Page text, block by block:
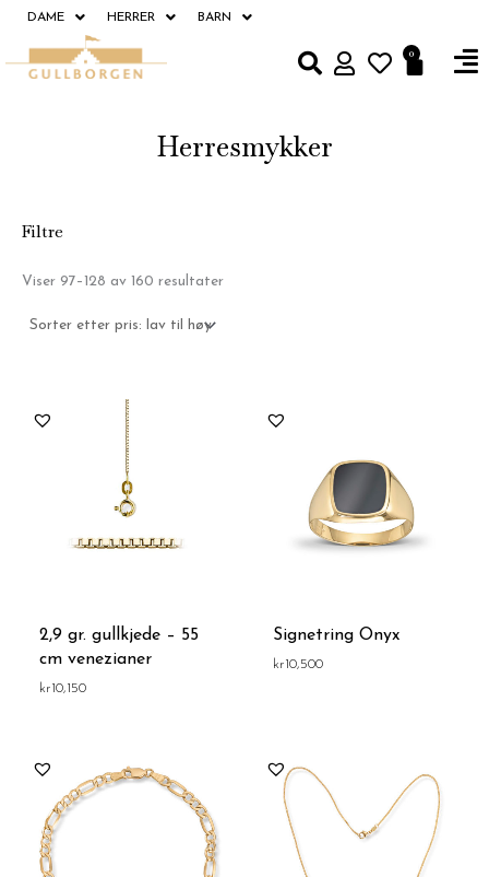
Hopp
innholdet
DAME HERRER BARN
0
Herresmykker
Filtre
Viser 97–128 av 160 resultaterSortert
2,9 gr. gullkjede – 55
cm venezianer
kr10,150
Signetring Onyx
kr10,500